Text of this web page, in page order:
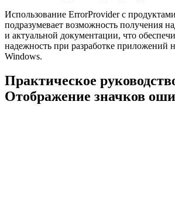
Использование ErrorProvider с
подразумевает возможность получения
и актуальной документации, что
надежность при разработке приложений
Windows.
Практическое
Отображение значков